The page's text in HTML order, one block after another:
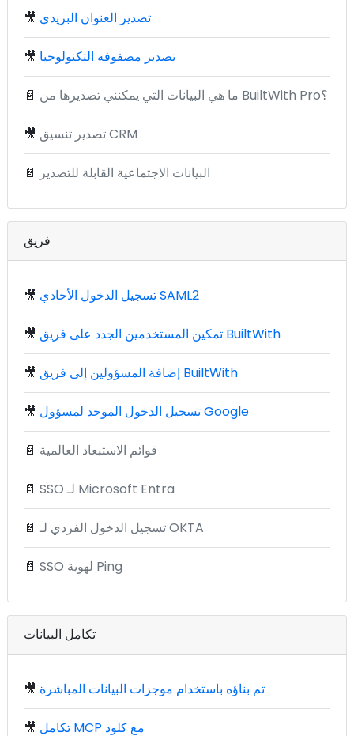
🎥 تصدير العنوان البريدي
🎥 تصدير مصفوفة التكنولوجيا
📄 ما هي البيانات التي يمكنني تصديرها من BuiltWith Pro؟
🎥 تصدير تنسيق CRM
📄 البيانات الاجتماعية القابلة للتصدير
فريق
🎥 تسجيل الدخول الأحادي SAML2
🎥 تمكين المستخدمين الجدد على فريق BuiltWith
🎥 إضافة المسؤولين إلى فريق BuiltWith
🎥 تسجيل الدخول الموحد لمسؤول Google
📄 قوائم الاستبعاد العالمية
📄 SSO لـ Microsoft Entra
📄 تسجيل الدخول الفردي لـ OKTA
📄 SSO لهوية Ping
تكامل البيانات
🎥 تم بناؤه باستخدام موجزات البيانات المباشرة
🎥 تكامل MCP مع كلود